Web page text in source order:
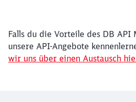
Falls du die Vorteile des DB API
unsere API-Angebote
wir uns über einen Austausch